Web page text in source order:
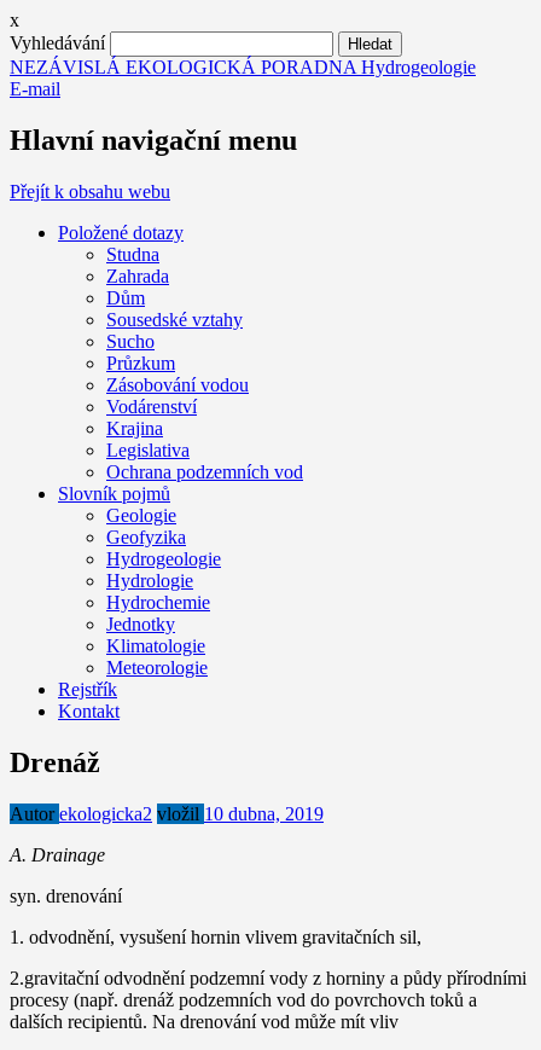
x
Vyhledávání
NEZÁVISLÁ EKOLOGICKÁ PORADNA Hydrogeologie
E-mail
Hlavní navigační menu
Přejít k obsahu webu
Položené dotazy
Studna
Zahrada
Dům
Sousedské vztahy
Sucho
Průzkum
Zásobování vodou
Vodárenství
Krajina
Legislativa
Ochrana podzemních vod
Slovník pojmů
Geologie
Geofyzika
Hydrogeologie
Hydrologie
Hydrochemie
Jednotky
Klimatologie
Meteorologie
Rejstřík
Kontakt
Drenáž
Autorekologicka2 vložil 10 dubna, 2019
A. Drainage
syn. drenování
1. odvodnění, vysušení hornin vlivem gravitačních sil,
2.gravitační odvodnění podzemní vody z horniny a půdy přírodními
procesy (např. drenáž podzemních vod do povrchovch toků a
dalších recipientů. Na drenování vod může mít vliv